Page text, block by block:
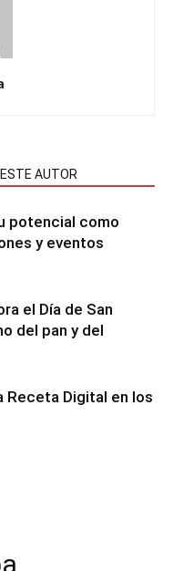
AUTOR
potencial como
y eventos
el Día de San
del pan y del
Receta Digital en los